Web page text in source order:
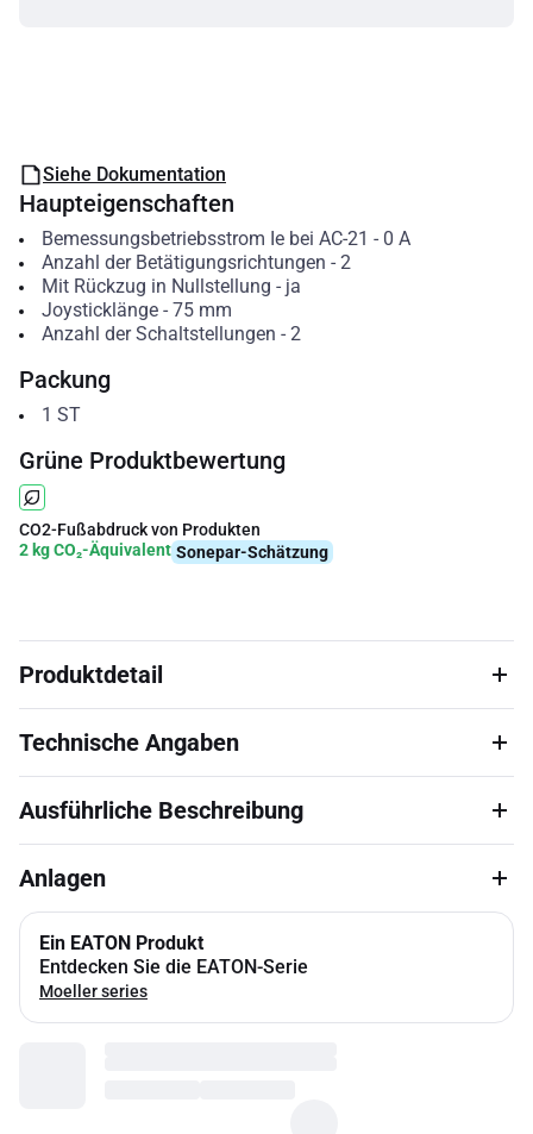
Siehe Dokumentation
Haupteigenschaften
Bemessungsbetriebsstrom Ie bei AC-21 - 0 A
Anzahl der Betätigungsrichtungen - 2
Mit Rückzug in Nullstellung - ja
Joysticklänge- 75 mm
Anzahl der Schaltstellungen - 2
Packung
1 ST
Grüne Produktbewertung
CO2-Fußabdruck von Produkten
2 kg CO₂-Äquivalent Sonepar-Schätzung
Produktdetail
Technische Angaben
Ausführliche Beschreibung
Anlagen
Ein EATON Produkt
Entdecken Sie die EATON-Serie
Moeller series